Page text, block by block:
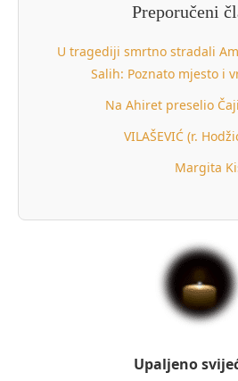
Preporučeni
U tragediji smrtno stradali
Salih: Poznato mjesto i
Na Ahiret preselio
VILAŠEVIĆ (r.
Margita
Upaljeno